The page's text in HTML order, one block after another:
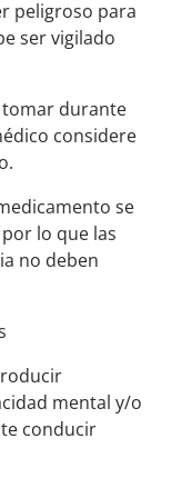
peligroso para
ser vigilado
tomar durante
considere
se
lo que las
no deben
mental y/o
conducir